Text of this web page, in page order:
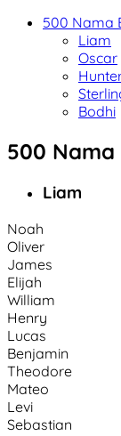
500 Nama
Liam
Oscar
Bodhi
500
Liam
Noah
Oliver
James
Elijah
William
Henry
Lucas
Benjamin
Theodore
Mateo
Levi
Sebastian